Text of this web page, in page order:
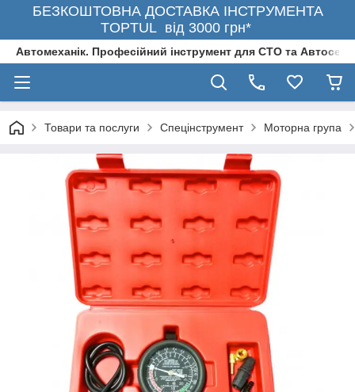
БЕЗКОШТОВНА ДОСТАВКА ІНСТРУМЕНТА
TOPTUL від 3000 грн*
Автомеханік. Професійний інструмент для СТО та
Товари та послуги Спецінструмент Моторна група